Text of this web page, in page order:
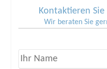
Kontaktieren Sie
Wir beraten Sie